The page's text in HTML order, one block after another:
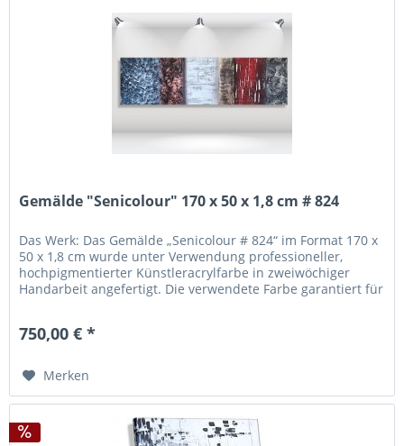
Gemälde "Senicolour" 170 x 50 x 1,8 cm # 824
Das Werk: Das Gemälde „Senicolour # 824“ im Format 170 x
50 x 1,8 cm wurde unter Verwendung professioneller,
hochpigmentierter Künstleracrylfarbe in zweiwöchiger
Handarbeit angefertigt. Die verwendete Farbe garantiert für
750,00 € *
Merken